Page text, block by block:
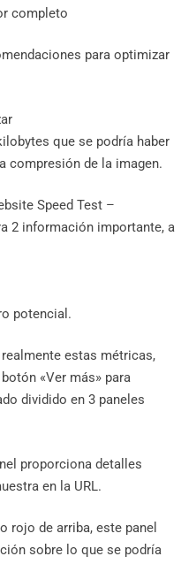
completo
para optimizar
que se podría haber
compresión de la imagen.
Speed ​​​​Test –
2 información importante, a
potencial.
estas métricas,
«Ver más» para
dividido en 3 paneles
proporciona detalles
en la URL.
rojo de arriba, este panel
sobre lo que se podría